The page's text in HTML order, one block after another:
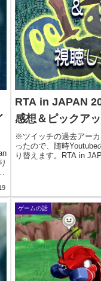
RTA in JAPAN
感想＆ピックア
※ツイッチの過去アー
ったので、随時Youtube
り替えます。RTA in
ゲームの話